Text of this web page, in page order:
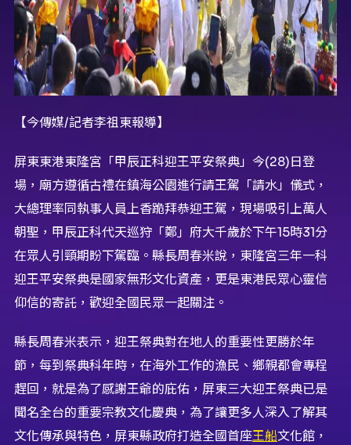
【今傳媒/記者李祖東報導】
屏東東港東隆宮「甲辰正科迎王平安祭典」今(28)日登
場，廟方遵循古禮在鎮海公園進行請王駕「請水」儀式，
大總理率同執事人員上香跪拜恭迎王駕，現場吸引上萬人
朝聖，甲辰正科代天巡狩「鄭」府大千歲於下午15時31分
在眾人引頸期盼下駕臨。縣長周春米說，東隆宮三年一科
迎王平安祭典是國家無形文化資產，更是東港民眾心靈信
仰信的寄託，歡迎全國民眾一起關注。
縣長周春米表示，迎王祭典對在地人的重要性更勝於年
節，每到祭典科年時，在海外工作的漁民、鄉親都會專程
趕回，就是為了感謝王爺的庇佑，屏東三大迎王祭典已是
聞名全台的重要宗教文化慶典，為了讓更多人深入了解其
文化傳承與特色，屏東縣政府打造全國首座王船文化館，